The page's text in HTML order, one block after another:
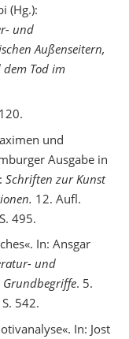
(Hg.):
und
Außenseitern,
Tod im
und
Ausgabe in
Schriften zur Kunst
12. Aufl.
495.
In: Ansgar
und
Grundbegriffe. 5.
542.
In: Jost